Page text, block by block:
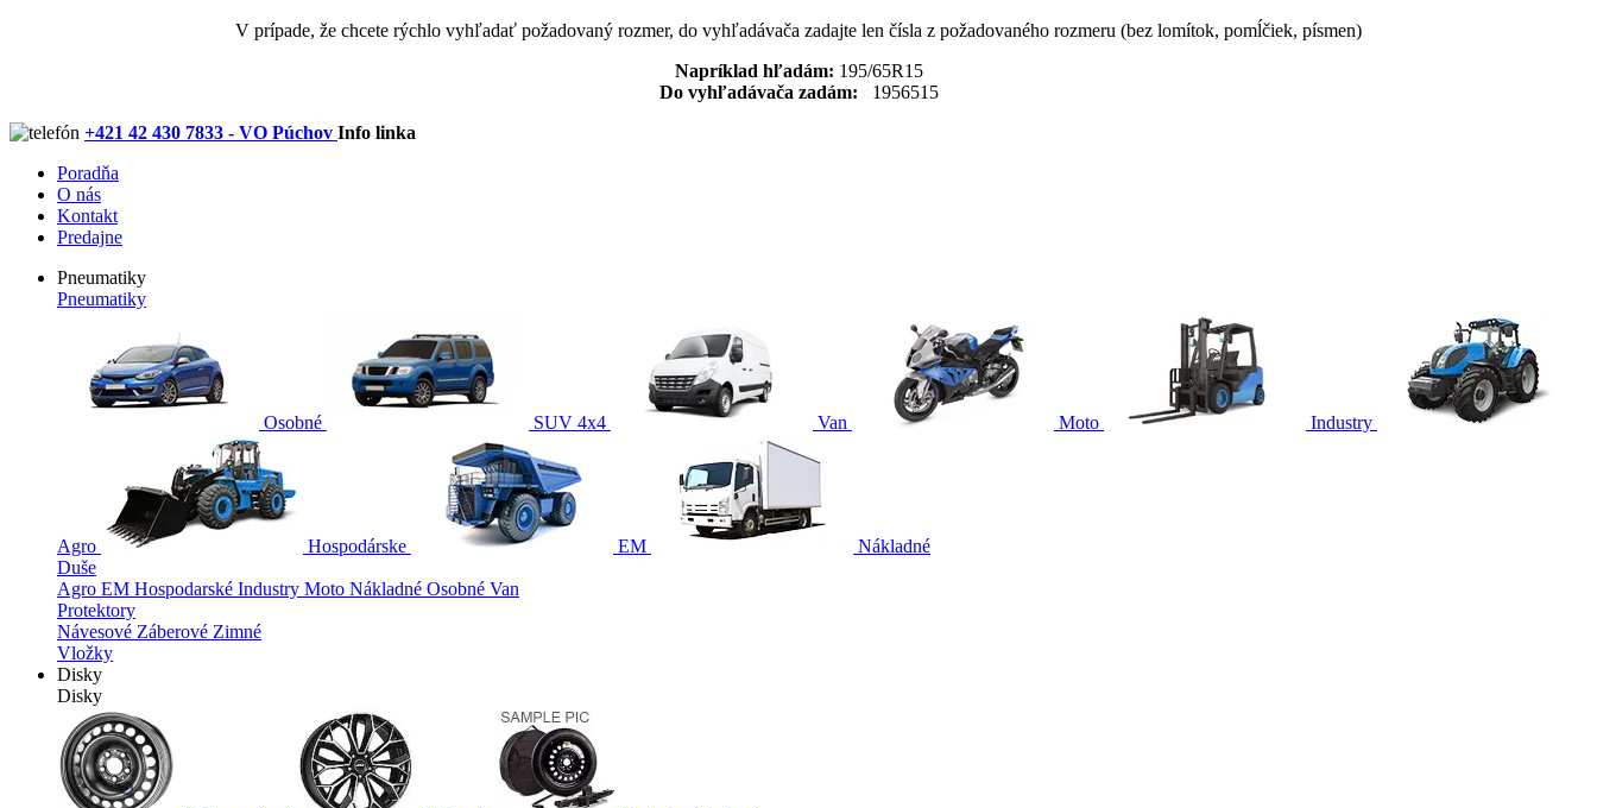
V prípade, že chcete rýchlo vyhľadať požadovaný rozmer, do vyhľadávača zadajte len čísla z požadovaného rozmeru (bez lomítok, pomĺčiek, písmen)
Napríklad hľadám: 195/65R15
Do vyhľadávača zadám: 1956515
+421 42 430 7833 - VO Púchov Info linka
Poradňa
O nás
Kontakt
Predajne
Pneumatiky
Pneumatiky
Osobné SUV 4x4 Van Moto Industry
Agro Hospodárske EM
Nákladné
Duše
Agro EM Hospodarské Industry Moto Nákladné Osobné Van
Protektory
Návesové Záberové Zimné
Vložky
Disky
Disky